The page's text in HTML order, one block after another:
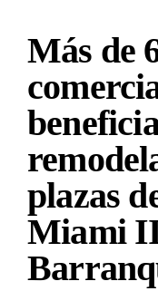
Más de
plazas
Miami